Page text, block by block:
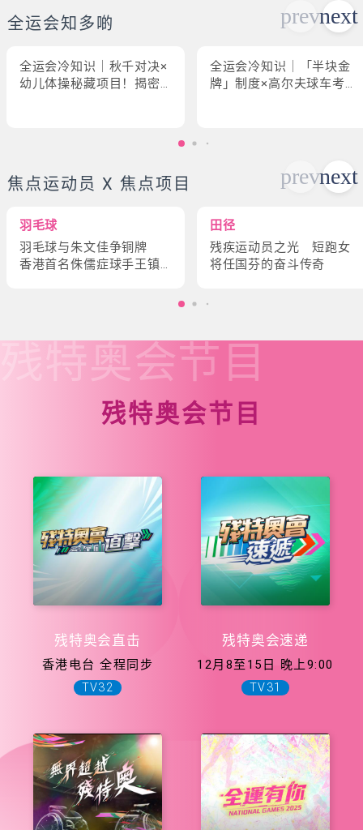
全运会知多啲
全运会冷知识｜秋千对决×
幼儿体操秘藏项目！揭密
全运会冷知识｜「半块金
牌」制度×高尔夫球车考牌
焦点运动员 X 焦点项目
羽毛球
羽毛球与朱文佳争铜牌
香港首名侏儒症球手王镇
田径
残疾运动员之光 短跑女
将任国芬的奋斗传奇
残特奥会节目
残特奥会节目
残特奥会直击
香港电台 全程同步
TV32
残特奥会速递
12月8至15日 晚上9:00
TV31